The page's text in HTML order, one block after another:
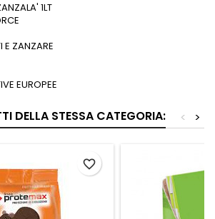
1LT
E ZANZARE
EUROPEE
DELLA STESSA CATEGORIA: >
<
favorite_border